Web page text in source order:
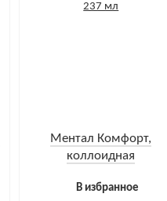
Ментал Комфорт,
коллоидная
В избранное